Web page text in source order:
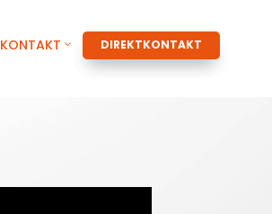
KONTAKT DIREKTKONTAKT